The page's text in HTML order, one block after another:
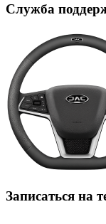
Служба
Записаться на